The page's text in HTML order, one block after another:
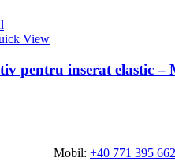
View
pentru inserat elastic
Mobil: +40 771 395 662